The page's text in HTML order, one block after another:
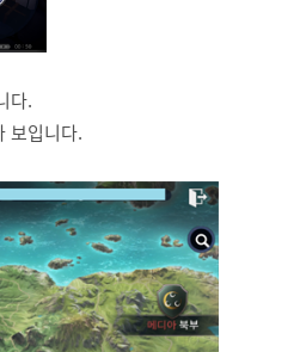
다.
보입니다.